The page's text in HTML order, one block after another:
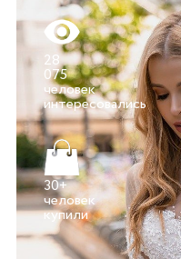
28
075
человек
интересовались
30+
человек
купили